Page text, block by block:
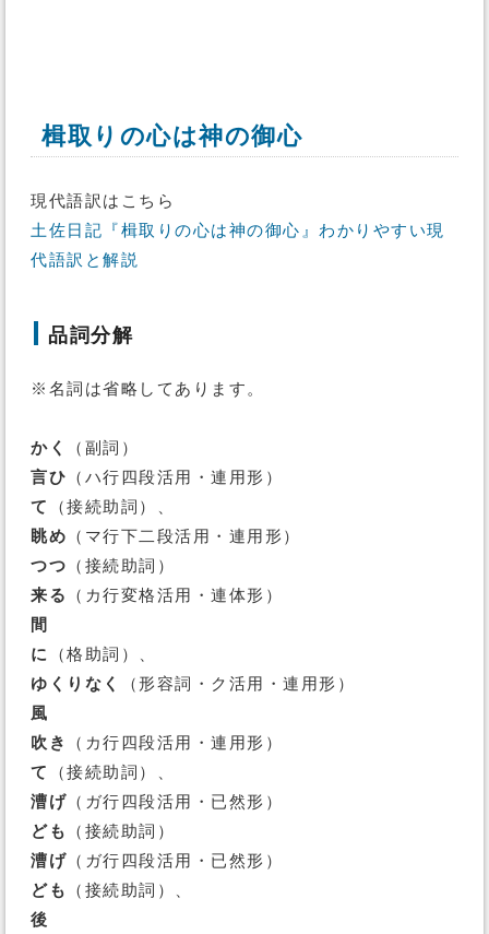
楫取りの心は神の御心
現代語訳はこちら
土佐日記『楫取りの心は神の御心』わかりやすい現
代語訳と解説
品詞分解
※名詞は省略してあります。
かく
（副詞）
言ひ （ハ行四段活用・連用形）
て
（接続助詞）、
眺め （マ行下二段活用・連用形）
つつ （接続助詞）
来る
（カ行変格活用・連体形）
間
に
（格助詞）、
ゆくりなく
（形容詞・ク活用・連用形）
風
吹き
（カ行四段活用・連用形）
て
（接続助詞）、
漕げ （ガ行四段活用・已然形）
ども
（接続助詞）
漕げ （ガ行四段活用・已然形）
ども
（接続助詞）、
後